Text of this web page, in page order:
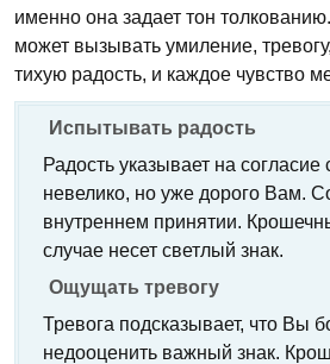
именно она задает тон
может вызывать умиление,
тихую радость, и каждое чувство
Испытывать радость
Радость указывает на согласие
невелико, но уже дорого Вам.
внутреннем принятии.
случае несет светлый знак.
Ощущать тревогу
Тревога подсказывает, что Вы
недооценить важный знак.